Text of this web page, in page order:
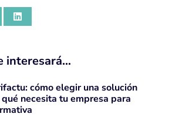
interesará…
cómo elegir una solución
necesita tu empresa para